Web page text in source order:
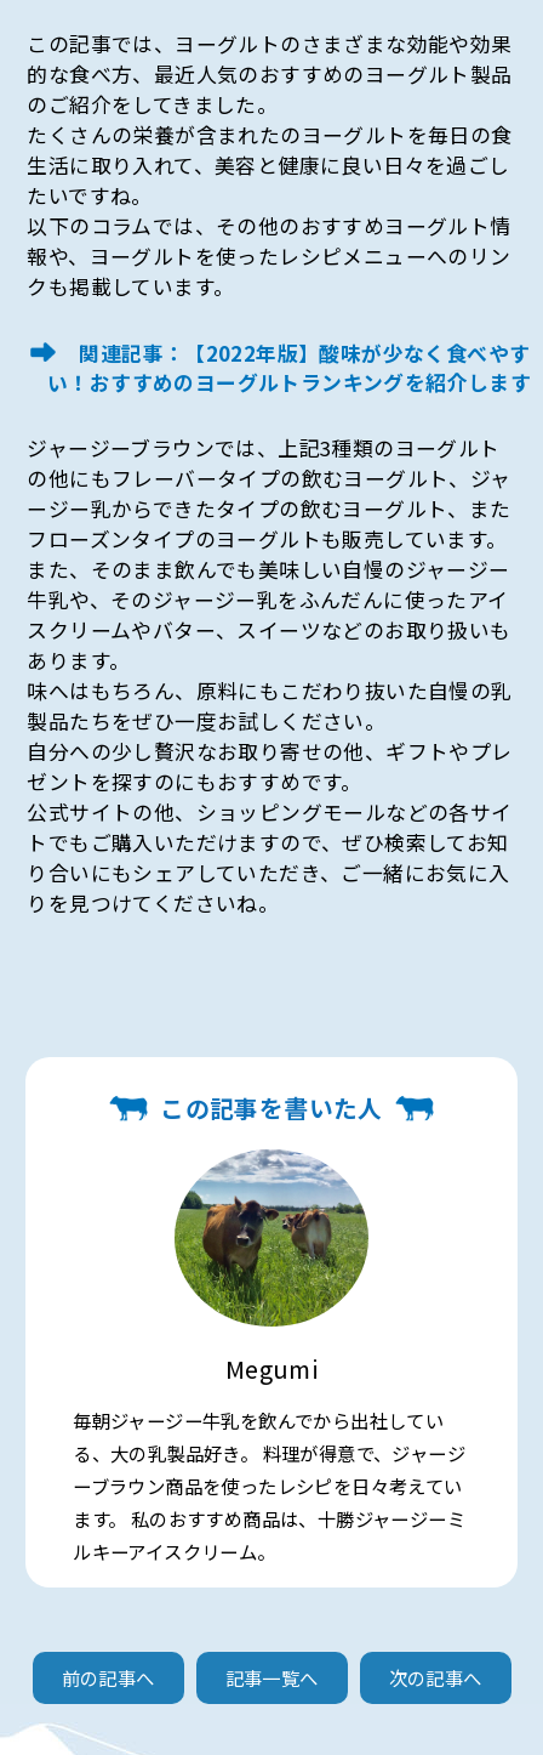
この記事では、ヨーグルトのさまざまな効能や効果
的な食べ方、最近人気のおすすめのヨーグルト製品
のご紹介をしてきました。
たくさんの栄養が含まれたのヨーグルトを毎日の食
生活に取り入れて、美容と健康に良い日々を過ごし
たいですね。
以下のコラムでは、その他のおすすめヨーグルト情
報や、ヨーグルトを使ったレシピメニューへのリン
クも掲載しています。
関連記事：【2022年版】酸味が少なく食べやす
い！おすすめのヨーグルトランキングを紹介します
ジャージーブラウンでは、上記3種類のヨーグルト
の他にもフレーバータイプの飲むヨーグルト、ジャ
ージー乳からできたタイプの飲むヨーグルト、また
フローズンタイプのヨーグルトも販売しています。
また、そのまま飲んでも美味しい自慢のジャージー
牛乳や、そのジャージー乳をふんだんに使ったアイ
スクリームやバター、スイーツなどのお取り扱いも
あります。
味へはもちろん、原料にもこだわり抜いた自慢の乳
製品たちをぜひ一度お試しください。
自分への少し贅沢なお取り寄せの他、ギフトやプレ
ゼントを探すのにもおすすめです。
公式サイトの他、ショッピングモールなどの各サイ
トでもご購入いただけますので、ぜひ検索してお知
り合いにもシェアしていただき、ご一緒にお気に入
りを見つけてくださいね。
この記事を書いた人
Megumi
毎朝ジャージー牛乳を飲んでから出社してい
る、大の乳製品好き。 料理が得意で、ジャージ
ーブラウン商品を使ったレシピを日々考えてい
ます。 私のおすすめ商品は、十勝ジャージーミ
ルキーアイスクリーム。
前の記事へ 記事一覧へ 次の記事へ